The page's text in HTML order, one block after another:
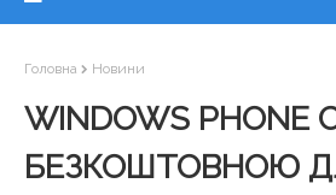
Головна Новини
WINDOWS PHONE
БЕЗКОШТОВНОЮ